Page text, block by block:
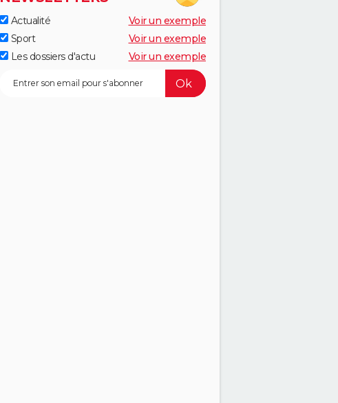
Actualité
Voir un exemple
Sport
Voir un exemple
Les dossiers d'actu
Voir un exemple